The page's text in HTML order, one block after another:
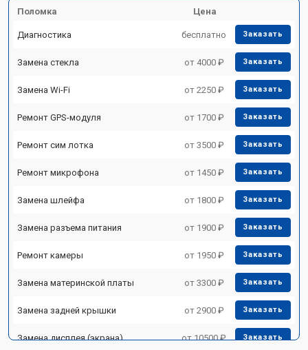
Поломка Цена
Диагностика бесплатно Заказать
Замена стекла от 4000 ₽ Заказать
Замена Wi-Fi от 2250 ₽ Заказать
Ремонт GPS-модуля от 1700 ₽ Заказать
Ремонт сим лотка от 3500 ₽ Заказать
Ремонт микрофона от 1450 ₽ Заказать
Замена шлейфа от 1800 ₽ Заказать
Замена разъема питания от 1900 ₽ Заказать
Ремонт камеры от 1950 ₽ Заказать
Замена материнской платы от 3300 ₽ Заказать
Замена задней крышки от 2900 ₽ Заказать
Замена дисплея (экрана) от 10500 ₽ Заказать